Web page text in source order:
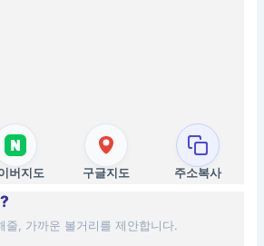
버지도 구글지도 주소복사
줄, 가까운 볼거리를 제안합니다.